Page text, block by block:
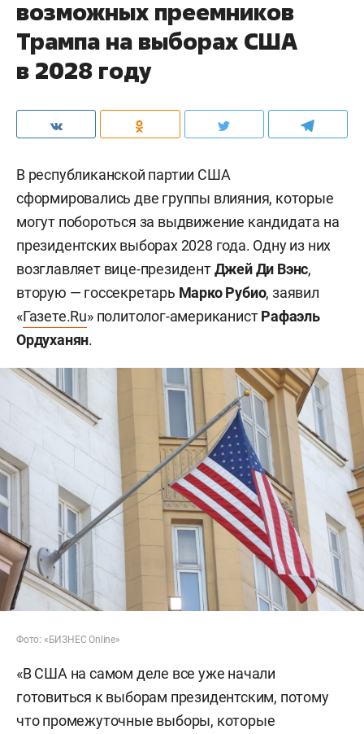
возможных преемников
Трампа на выборах США
в 2028 году
В республиканской партии США
сформировались две группы влияния, которые
могут побороться за выдвижение кандидата на
президентских выборах 2028 года. Одну из них
возглавляет вице-президентДжей Ди Вэнс,
вторую — госсекретарь Марко Рубио, заявил
«Газете.Ru» политолог-американистРафаэль
Ордуханян.
Фото: «БИЗНЕС Online»
«В США на самом деле все уже начали
готовиться к выборам президентским, потому
что промежуточные выборы, которые